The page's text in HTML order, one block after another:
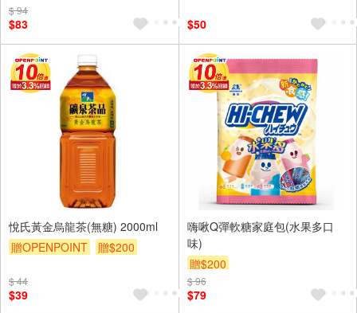
$ 94
$83
$50
悅氏黃金烏龍茶(無糖) 2000ml
贈OPENPOINT
贈$200
$ 44
$39
嗨啾Q彈軟糖家庭包(水果多口
味)
贈$200
$ 96
$79